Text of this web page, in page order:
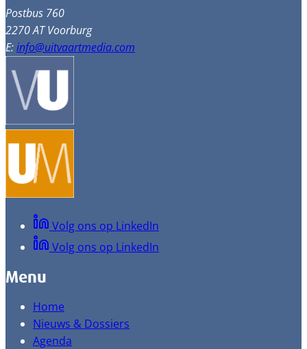
Postbus 760
2270 AT Voorburg
E:info@uitvaartmedia.com
Volg ons op LinkedIn
Volg ons op LinkedIn
Menu
Home
Nieuws & Dossiers
Agenda